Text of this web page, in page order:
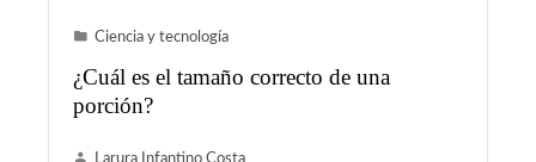
Ciencia y tecnología
¿Cuál es el tamaño correcto de una
porción?
Larura Infantino Costa